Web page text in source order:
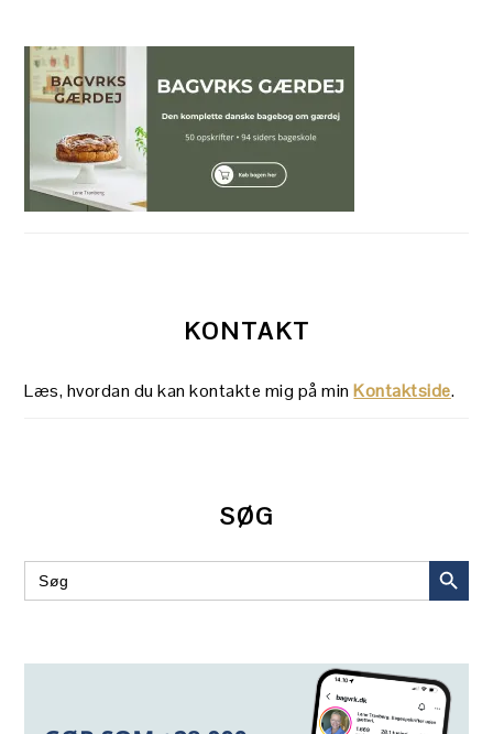
KONTAKT
Læs, hvordan du kan kontakte mig på minKontaktside.
SØG
Search
for:
SEARCH